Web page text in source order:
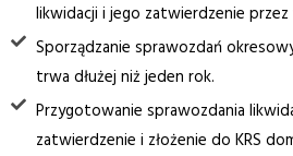
likwidacji i jego zatwierdzenie przez
Sporządzanie sprawozdań
trwa dłużej niż jeden rok.
Przygotowanie sprawozdania
zatwierdzenie i złożenie do KRS